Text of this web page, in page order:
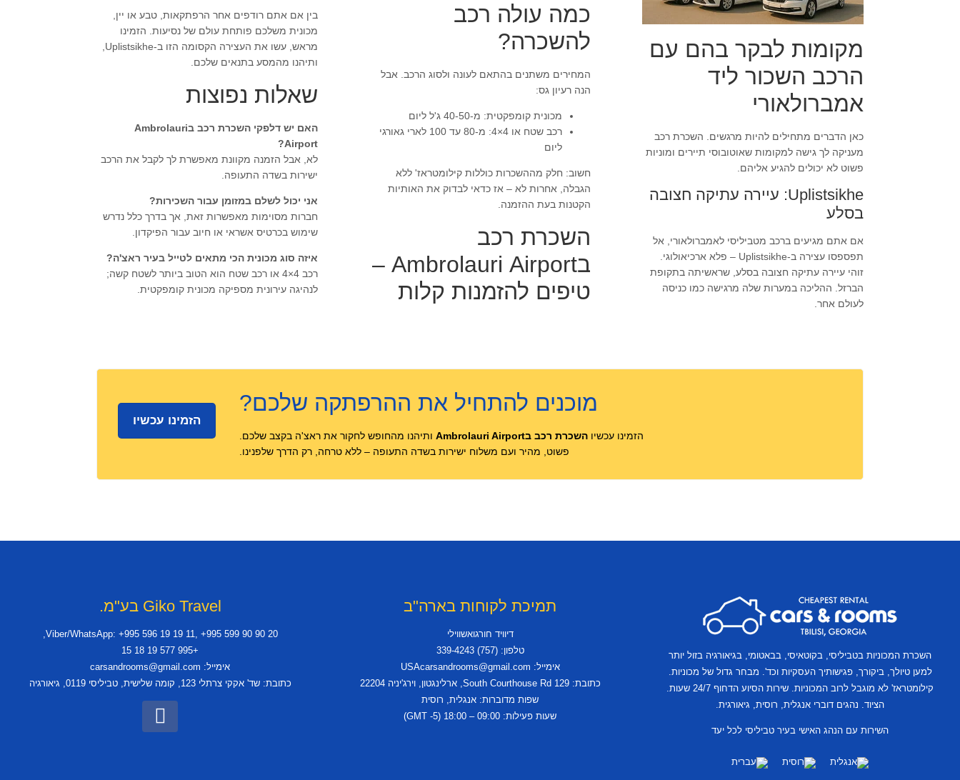
מקומות לבקר בהם עם
הרכב השכור ליד
אמברולאורי
כאן הדברים מתחילים להיות מרגשים. השכרת רכב
מעניקה לך גישה למקומות שאוטובוסי תיירים ומוניות
פשוט לא יכולים להגיע אליהם.
Uplistsikhe: עיירה עתיקה חצובה
בסלע
אם אתם מגיעים ברכב מטביליסי לאמברולאורי, אל
תפספסו עצירה ב-Uplistsikhe – פלא ארכיאולוגי.
זוהי עיירה עתיקה חצובה בסלע, שראשיתה בתקופת
הברזל. ההליכה במערות שלה מרגישה כמו כניסה
לעולם אחר.
כמה עולה רכב
להשכרה?
המחירים משתנים בהתאם לעונה ולסוג הרכב. אבל
הנה רעיון גס:
מכונית קומפקטית: מ-40-50 ג'ל ליום
רכב שטח או 4×4: מ-80 עד 100 לארי גאורגי
ליום
חשוב: חלק מההשכרות כוללות קילומטראז' ללא
הגבלה, אחרות לא – אז כדאי לבדוק את האותיות
הקטנות בעת ההזמנה.
השכרת רכב
בAmbrolauri Airport –
טיפים להזמנות קלות
בין אם אתם רודפים אחר הרפתקאות, טבע או יין,
מכונית משלכם פותחת עולם של נסיעות. הזמינו
ותיהנו מהמסע בתנאים שלכם.
שאלות נפוצות
האם יש דלפקי השכרת רכב בAmbrolauri
Airport?
לא, אבל הזמנה מקוונת מאפשרת לך לקבל את הרכב
ישירות בשדה התעופה.
אני יכול לשלם במזומן עבור השכירות?
חברות מסוימות מאפשרות זאת, אך בדרך כלל נדרש
שימוש בכרטיס אשראי או חיוב עבור הפיקדון.
איזה סוג מכונית הכי מתאים לטייל בעיר ראצ'ה?
רכב 4×4 או רכב שטח הוא הטוב ביותר לשטח קשה;
לנהיגה עירונית מספיקה מכונית קומפקטית.
מוכנים להתחיל את ההרפתקה שלכם?
הזמינו עכשיוהשכרת רכב בAmbrolauri Airport
ותיהנו מהחופש לחקור את ראצ'ה בקצב שלכם.
פשוט, מהיר ועם משלוח ישירות בשדה התעופה – ללא טרחה, רק הדרך שלפנינו.
הזמינו עכשיו
נוספים
השכרת המכוניות בטביליסי, בקוטאיסי, בבאטומי, בגיאורגיה בזול יותר
למען טיולך, ביקורך, פגישותיך העסקיות וכד'. מבחר גדול של מכוניות.
קילומטראז' לא מוגבל לרוב המכוניות. שירות הסיוע הדחוף 24/7 שעות.
הציוד. נהגים דוברי אנגלית, רוסית, גיאורגית.
השירות עם הנהג האישי בעיר טביליסי לכל יעד
תמיכת לקוחות בארה"ב
דיוויד חורגואשווילי
טלפון: (757) 339-4243
אימייל: USAcarsandrooms@gmail.com
כתובת: 129 South Courthouse Rd, ארלינגטון, וירג'יניה 22204
שפות מדוברות: אנגלית, רוסית
שעות פעילות: 09:00 – 18:00 (GMT -5)
Giko Travel בע"מ.
Viber/WhatsApp: +995 596 19 19 11, +995 599 90 90 20,
+995 577 19 18 15
אימייל: carsandrooms@gmail.com
כתובת: שד' אקקי צרתלי 123, קומה שלישית, טביליסי 0119, גיאורגיה